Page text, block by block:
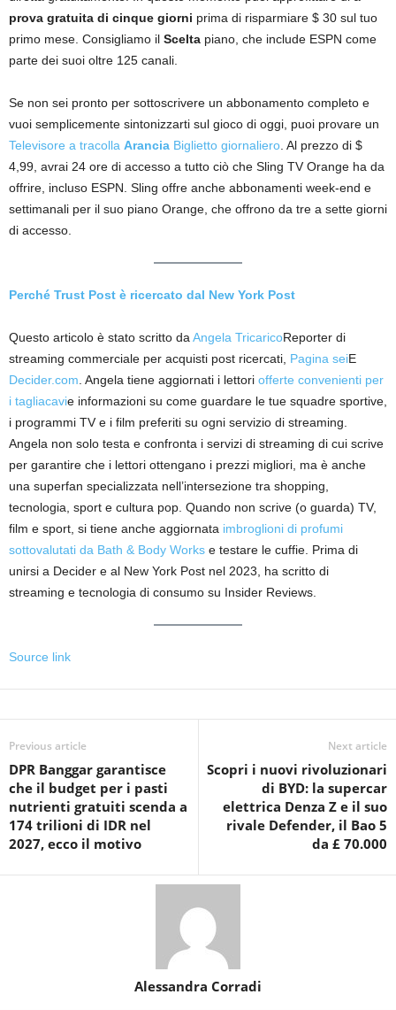
prova gratuita di cinque giorni prima di risparmiare $ 30 sul tuo
primo mese. Consigliamo il Scelta piano, che include ESPN come
parte dei suoi oltre 125 canali.
Se non sei pronto per sottoscrivere un abbonamento completo e
vuoi semplicemente sintonizzarti sul gioco di oggi, puoi provare un
Televisore a tracolla Arancia Biglietto giornaliero . Al prezzo di $
4,99, avrai 24 ore di accesso a tutto ciò che Sling TV Orange ha da
offrire, incluso ESPN. Sling offre anche abbonamenti week-end e
settimanali per il suo piano Orange, che offrono da tre a sette giorni
di accesso.
Perché Trust Post è ricercato dal New York Post
Questo articolo è stato scritto da Angela TricaricoReporter di
streaming commerciale per acquisti post ricercati, Pagina seiE
Decider.com . Angela tiene aggiornati i lettori offerte convenienti per
i tagliacavie informazioni su come guardare le tue squadre sportive,
i programmi TV e i film preferiti su ogni servizio di streaming.
Angela non solo testa e confronta i servizi di streaming di cui scrive
per garantire che i lettori ottengano i prezzi migliori, ma è anche
una superfan specializzata nell’intersezione tra shopping,
tecnologia, sport e cultura pop. Quando non scrive (o guarda) TV,
film e sport, si tiene anche aggiornata imbroglioni di profumi
sottovalutati da Bath & Body Works e testare le cuffie. Prima di
unirsi a Decider e al New York Post nel 2023, ha scritto di
streaming e tecnologia di consumo su Insider Reviews.
Source link
Previous article
DPR Banggar garantisce
che il budget per i pasti
nutrienti gratuiti scenda a
174 trilioni di IDR nel
2027, ecco il motivo
Next article
Scopri i nuovi rivoluzionari
di BYD: la supercar
elettrica Denza Z e il suo
rivale Defender, il Bao 5
da £ 70.000
Alessandra Corradi